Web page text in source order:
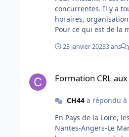
concurrentes. Il y a toutes sortes de leviers sur lesquels peuvent jouer les concurrents (salaires, avantages en nature,
horaires,
Pour ce qui est de la
cheminot dérange,
bloqués et d’avoir plus de souplesse. Mais il y a aussi beaucoup
23 janvier 20233 ans
Formation CRL
CH44a répondu à
En Pays de la Loire,
Nantes-Angers-Le Mans et Tours, se